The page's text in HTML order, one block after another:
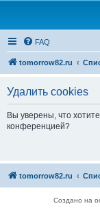
FAQ
tomorrow82.ru
Удалить cookies
Вы уверены, что
конференцией?
tomorrow82.ru
Создано на